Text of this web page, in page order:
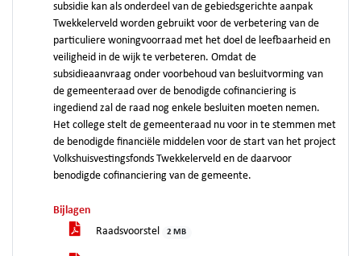
subsidie kan als onderdeel van de gebiedsgerichte aanpak
Twekkelerveld worden gebruikt voor de verbetering van de
particuliere woningvoorraad met het doel de leefbaarheid en
veiligheid in de wijk te verbeteren. Omdat de
subsidieaanvraag onder voorbehoud van besluitvorming van
de gemeenteraad over de benodigde cofinanciering is
ingediend zal de raad nog enkele besluiten moeten nemen.
Het college stelt de gemeenteraad nu voor in te stemmen met
de benodigde financiële middelen voor de start van het project
Volkshuisvestingsfonds Twekkelerveld en de daarvoor
benodigde cofinanciering van de gemeente.
Bijlagen
Raadsvoorstel
2 MB